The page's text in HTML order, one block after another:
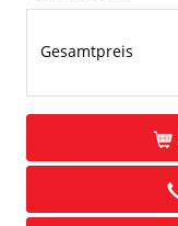
Gesamtpreis